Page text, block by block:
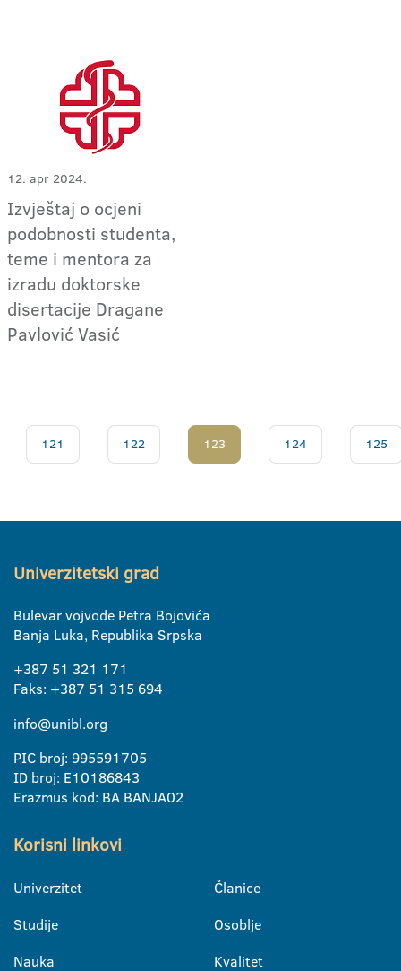
12. apr 2024.
Izvještaj o ocjeni
podobnosti studenta,
teme i mentora za
izradu doktorske
disertacije Dragane
Pavlović Vasić
121 122 123 124 125
Univerzitetski grad
Bulevar vojvode Petra Bojovića
Banja Luka, Republika Srpska
+387 51 321 171
Faks: +387 51 315 694
info@unibl.org
PIC broj: 995591705
ID broj: E10186843
Erazmus kod: BA BANJA02
Korisni linkovi
Univerzitet
Studije
Nauka
Članice
Osoblje
Kvalitet